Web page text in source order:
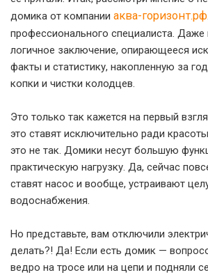
домика от компании аква-горизонт.рф
профессионального специалиста. Даже
логичное заключение, опирающееся
факты и статистику, накопленную за
копки и чистки колодцев.
Это только так кажется на первый
это ставят исключительно ради
это не так. Домики несут большую
практическую нагрузку. Да, сейчас
ставят насос и вообще, устраивают
водоснабжения.
Но представьте, вам отключили
делать?! Да! Если есть домик —
ведро на тросе или на цепи и подняли